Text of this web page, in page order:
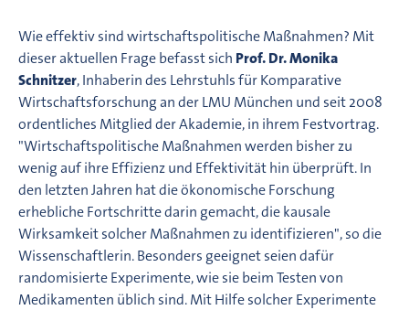
Wie effektiv sind wirtschaftspolitische Maßnahmen? Mit
dieser aktuellen Frage befasst sich Prof. Dr. Monika
Schnitzer, Inhaberin des Lehrstuhls für Komparative
Wirtschaftsforschung an der LMU München und seit 2008
ordentliches Mitglied der Akademie, in ihrem Festvortrag.
"Wirtschaftspolitische Maßnahmen werden bisher zu
wenig auf ihre Effizienz und Effektivität hin überprüft. In
den letzten Jahren hat die ökonomische Forschung
erhebliche Fortschritte darin gemacht, die kausale
Wirksamkeit solcher Maßnahmen zu identifizieren", so die
Wissenschaftlerin. Besonders geeignet seien dafür
randomisierte Experimente, wie sie beim Testen von
Medikamenten üblich sind. Mit Hilfe solcher Experimente